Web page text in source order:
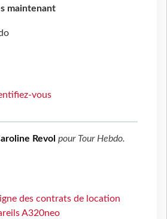
maintenant
vous
Revol pour Tour Hebdo.
des contrats de location
A320neo